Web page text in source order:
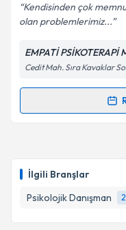
İlgili Branşlar
Psikolojik Danışman
2
Kendisinden çok
olan problemlerimiz...
EMPATİ PSİKOTERAPİ
Cedit Mah. Sıra Kavaklar
Randevu
için bir takvim
bilgilendireceğiz.
E-posta